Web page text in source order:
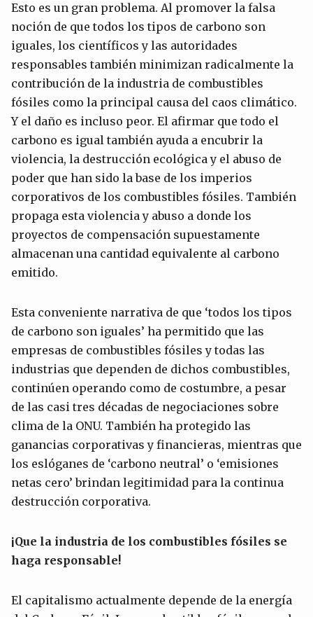
Esto es un gran problema. Al promover la falsa
noción de que todos los tipos de carbono son
iguales, los científicos y las autoridades
responsables también minimizan radicalmente la
contribución de la industria de combustibles
fósiles como la principal causa del caos climático.
Y el daño es incluso peor. El afirmar que todo el
carbono es igual también ayuda a encubrir la
violencia, la destrucción ecológica y el abuso de
poder que han sido la base de los imperios
corporativos de los combustibles fósiles. También
propaga esta violencia y abuso a donde los
proyectos de compensación supuestamente
almacenan una cantidad equivalente al carbono
emitido.
Esta conveniente narrativa de que ‘todos los tipos
de carbono son iguales’ ha permitido que las
empresas de combustibles fósiles y todas las
industrias que dependen de dichos combustibles,
continúen operando como de costumbre, a pesar
de las casi tres décadas de negociaciones sobre
clima de la ONU. También ha protegido las
ganancias corporativas y financieras, mientras que
los eslóganes de ‘carbono neutral’ o ‘emisiones
netas cero’ brindan legitimidad para la continua
destrucción corporativa.
¡Que la industria de los combustibles fósiles se
haga responsable!
El capitalismo actualmente depende de la energía